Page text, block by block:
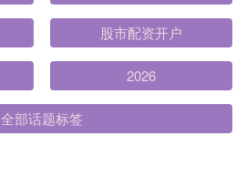
股市配资开户
2026
全部话题标签